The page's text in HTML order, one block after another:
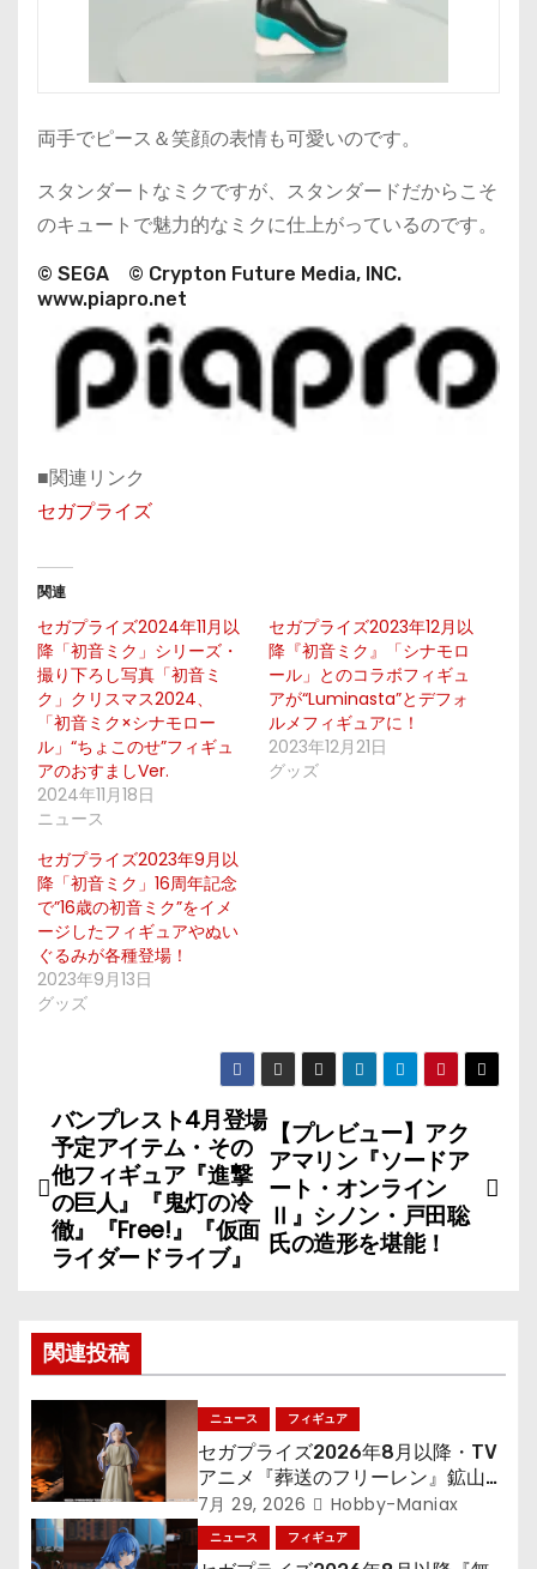
両手でピース＆笑顔の表情も可愛いのです。
スタンダートなミクですが、スタンダードだからこそ
のキュートで魅力的なミクに仕上がっているのです。
© SEGA © Crypton Future Media, INC.
www.piapro.net
■関連リンク
セガプライズ
関連
セガプライズ2024年11月以
降「初音ミク」シリーズ・
撮り下ろし写真「初音ミ
ク」クリスマス2024、
「初音ミク×シナモロー
ル」“ちょこのせ”フィギュ
アのおすましVer.
2024年11月18日
ニュース
セガプライズ2023年12月以
降『初音ミク』「シナモロ
ール」とのコラボフィギュ
アが“Luminasta”とデフォ
ルメフィギュアに！
2023年12月21日
グッズ
セガプライズ2023年9月以
降「初音ミク」16周年記念
で”16歳の初音ミク”をイメ
ージしたフィギュアやぬい
ぐるみが各種登場！
2023年9月13日
グッズ
投
稿
ナ
ビ
ゲ
ー
シ
ョ
ン
【プレビュー】アク
アマリン『ソードア
ート・オンライン
Ⅱ』シノン・戸田聡
氏の造形を堪能！
バンプレスト4月登場
予定アイテム・その
他フィギュア『進撃
の巨人』『鬼灯の冷
徹』『Free!』『仮面
ライダードライブ』
関連投稿
ニュース フィギュア
セガプライズ2026年8月以降・TV
アニメ『葬送のフリーレン』鉱山で
300年働くことになっっちゃった
「フリーレン」を立体化！
7月 29, 2026 Hobby-Maniax
ニュース フィギュア